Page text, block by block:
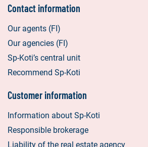
Contact information
Our agents (FI)
Our agencies (FI)
Sp-Koti’s central unit
Recommend Sp-Koti
Customer information
Information about Sp-Koti
Responsible brokerage
Liability of the real estate agency